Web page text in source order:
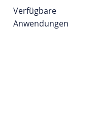
Verfügbare
Anwendungen